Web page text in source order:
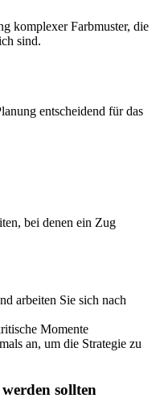
komplexer Farbmuster, die
sind.
entscheidend für das
bei denen ein Zug
arbeiten Sie sich nach
Momente
an, um die Strategie zu
sollten